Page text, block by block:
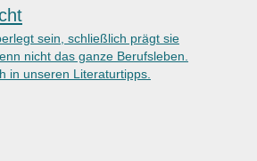
sein, schließlich prägt sie
nicht das ganze Berufsleben.
in unseren Literaturtipps.